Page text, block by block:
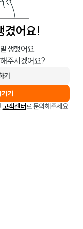
겼어요!
생했어요.
주시겠어요?
기
가기
고객센터로 문의해주세요.